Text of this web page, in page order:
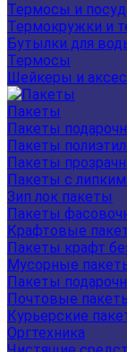
Термосы и
Термокружки и
Бутылки для
Термосы
Шейкеры и
Пакеты
Пакеты
Пакеты
Пакеты
Пакеты с
Зип лок пакеты
Пакеты
Крафтовые
Пакеты крафт
Мусорные
Пакеты
Почтовые
Курьерские
Оргтехника